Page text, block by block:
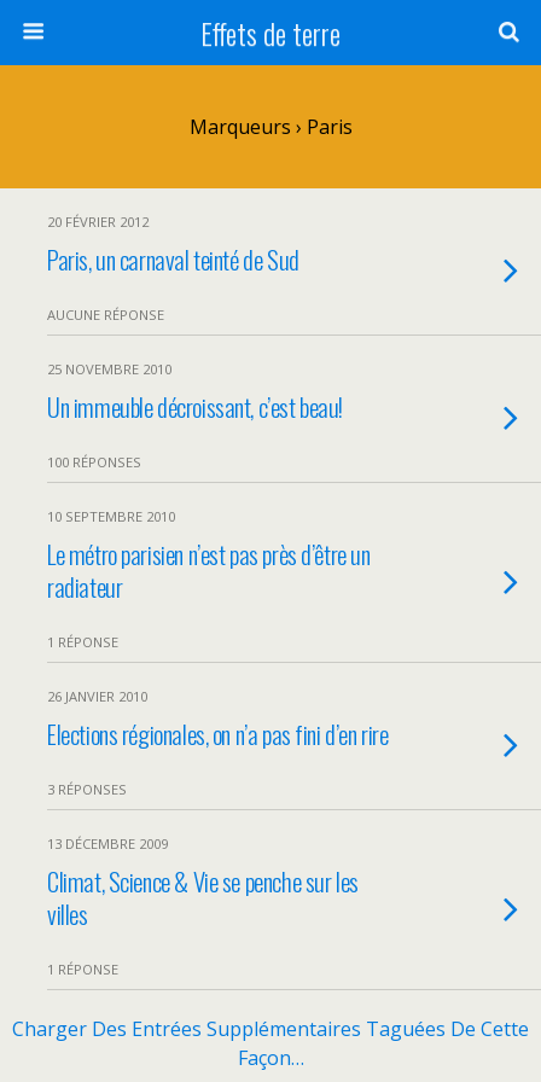
Effets de terre
Marqueurs › Paris
20 FÉVRIER 2012
Paris, un carnaval teinté de Sud
AUCUNE RÉPONSE
25 NOVEMBRE 2010
Un immeuble décroissant, c’est beau!
100 RÉPONSES
10 SEPTEMBRE 2010
Le métro parisien n’est pas près d’être un
radiateur
1 RÉPONSE
26 JANVIER 2010
Elections régionales, on n’a pas fini d’en rire
3 RÉPONSES
13 DÉCEMBRE 2009
Climat, Science & Vie se penche sur les
villes
1 RÉPONSE
Charger Des Entrées Supplémentaires Taguées De Cette
Façon…